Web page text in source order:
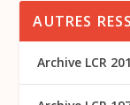
AUTRES
Archive LCR